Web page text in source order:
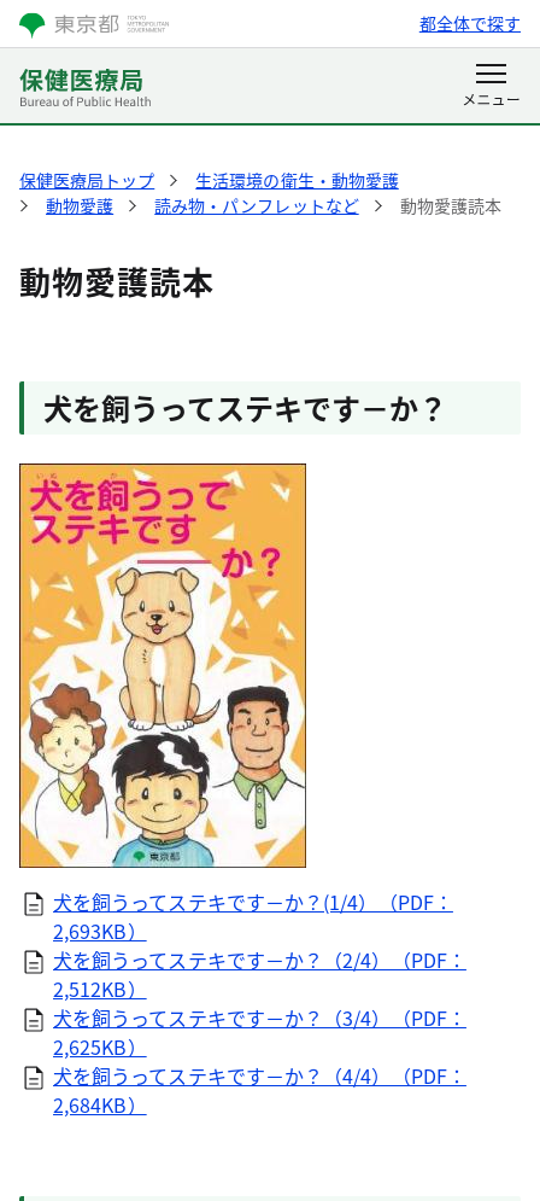
都全体で探す
保健医療局トップ
生活環境の衛生・動物愛護
動物愛護
読み物・パンフレットなど 動物愛護読本
動物愛護読本
犬を飼うってステキです－か？
犬を飼うってステキです－か？(1/4）（PDF：
2,693KB）
犬を飼うってステキです－か？（2/4）（PDF：
2,512KB）
犬を飼うってステキです－か？（3/4）（PDF：
2,625KB）
犬を飼うってステキです－か？（4/4）（PDF：
2,684KB）